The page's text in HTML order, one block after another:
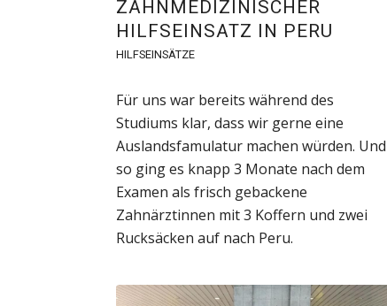
ZAHNMEDIZINISCHER
HILFSEINSATZ IN PERU
HILFSEINSÄTZE
Für uns war bereits während des
Studiums klar, dass wir gerne eine
Auslandsfamulatur machen würden. Und
so ging es knapp 3 Monate nach dem
Examen als frisch gebackene
Zahnärztinnen mit 3 Koffern und zwei
Rucksäcken auf nach Peru.